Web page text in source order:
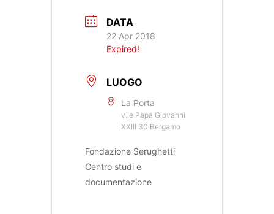
DATA
22 Apr 2018
Expired!
LUOGO
La Porta
v.le Papa Giovanni
XXIII 30 Bergamo
Fondazione Serughetti
Centro studi e
documentazione